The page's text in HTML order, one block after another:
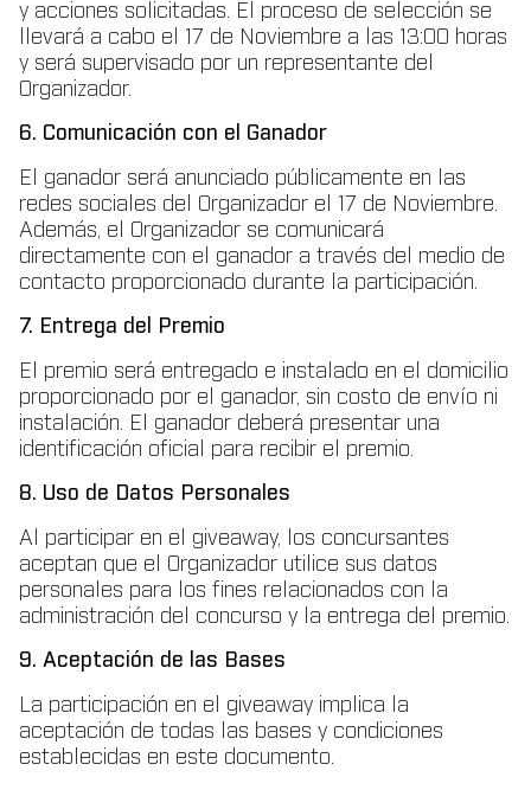
y acciones solicitadas. El proceso de selección se
llevará a cabo el 17 de Noviembre a las 13:00 horas
y será supervisado por un representante del
Organizador.
6. Comunicación con el Ganador
El ganador será anunciado públicamente en las
redes sociales del Organizador el 17 de Noviembre.
Además, el Organizador se comunicará
directamente con el ganador a través del medio de
contacto proporcionado durante la participación.
7. Entrega del Premio
El premio será entregado e instalado en el domicilio
proporcionado por el ganador, sin costo de envío ni
instalación. El ganador deberá presentar una
identificación oficial para recibir el premio.
8. Uso de Datos Personales
Al participar en el giveaway, los concursantes
aceptan que el Organizador utilice sus datos
personales para los fines relacionados con la
administración del concurso y la entrega del premio.
9. Aceptación de las Bases
La participación en el giveaway implica la
aceptación de todas las bases y condiciones
establecidas en este documento.